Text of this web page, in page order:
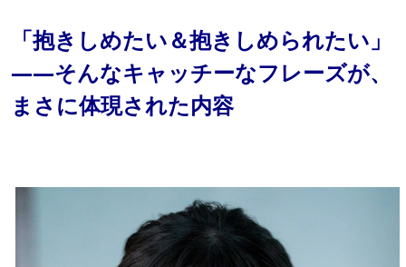
「抱きしめたい＆抱きしめられたい」
——そんなキャッチーなフレーズが、
まさに体現された内容